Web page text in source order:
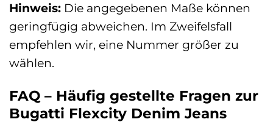
Hinweis: Die angegebenen Maße können
geringfügig abweichen. Im Zweifelsfall
empfehlen wir, eine Nummer größer zu
wählen.
FAQ – Häufig gestellte Fragen zur
Bugatti Flexcity Denim Jeans